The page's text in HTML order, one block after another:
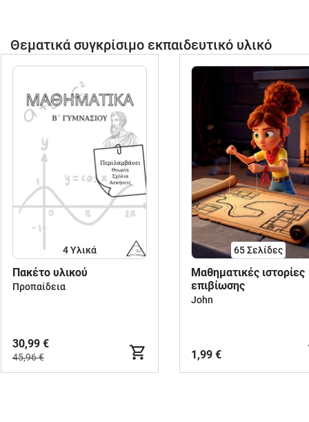
Θεματικά συγκρίσιμο εκπαιδευτικό υλικό
4 Υλικά
Πακέτο υλικού
Προπαίδεια
30,99 €
45,96 €
65Σελίδες
Μαθηματικές ιστορίες
επιβίωσης
John
1,99 €